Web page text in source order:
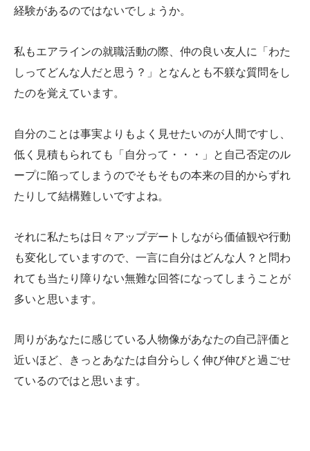
経験があるのではないでしょうか。
私もエアラインの就職活動の際、仲の良い友人に「わた
しってどんな人だと思う？」となんとも不躾な質問をし
たのを覚えています。
自分のことは事実よりもよく見せたいのが人間ですし、
低く見積もられても「自分って・・・」と自己否定のル
ープに陥ってしまうのでそもそもの本来の目的からずれ
たりして結構難しいですよね。
それに私たちは日々アップデートしながら価値観や行動
も変化していますので、一言に自分はどんな人？と問わ
れても当たり障りない無難な回答になってしまうことが
多いと思います。
周りがあなたに感じている人物像があなたの自己評価と
近いほど、きっとあなたは自分らしく伸び伸びと過ごせ
ているのではと思います。